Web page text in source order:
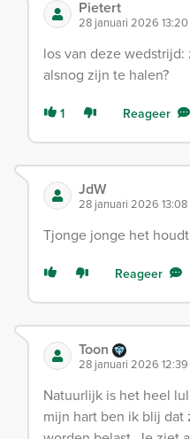
Pietert
28 januari 2026 13:20
los van deze
alsnog zijn te halen?
1 Reageer
JdW
28 januari 2026 13:08
Tjonge jonge het
Reageer
Toon
28 januari 2026 12:39
Natuurlijk is het heel
mijn hart ben ik blij